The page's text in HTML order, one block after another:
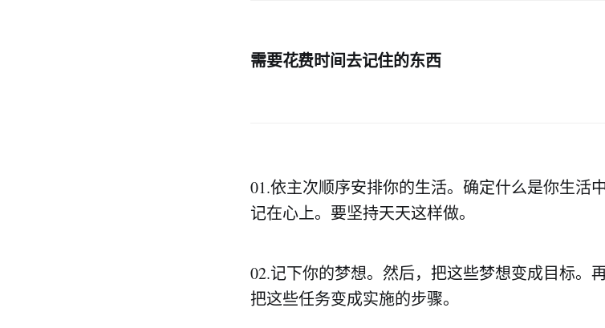
需要花费时间去记住的东西
01.依主次顺序安排你的生活。确定什么是你生活
记在心上。要坚持天天这样做。
02.记下你的梦想。然后，把这些梦想变成目标。
把这些任务变成实施的步骤。